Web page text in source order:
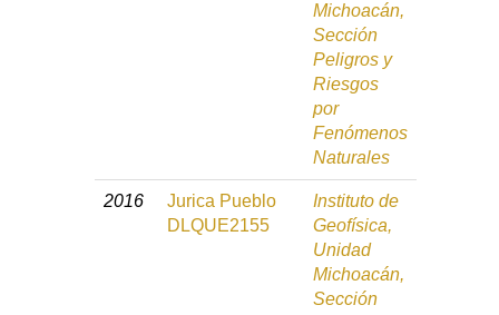
Michoacán,
Sección
Peligros y
Riesgos
por
Fenómenos
Naturales
2016
Jurica Pueblo
DLQUE2155
Instituto de
Geofísica,
Unidad
Michoacán,
Sección